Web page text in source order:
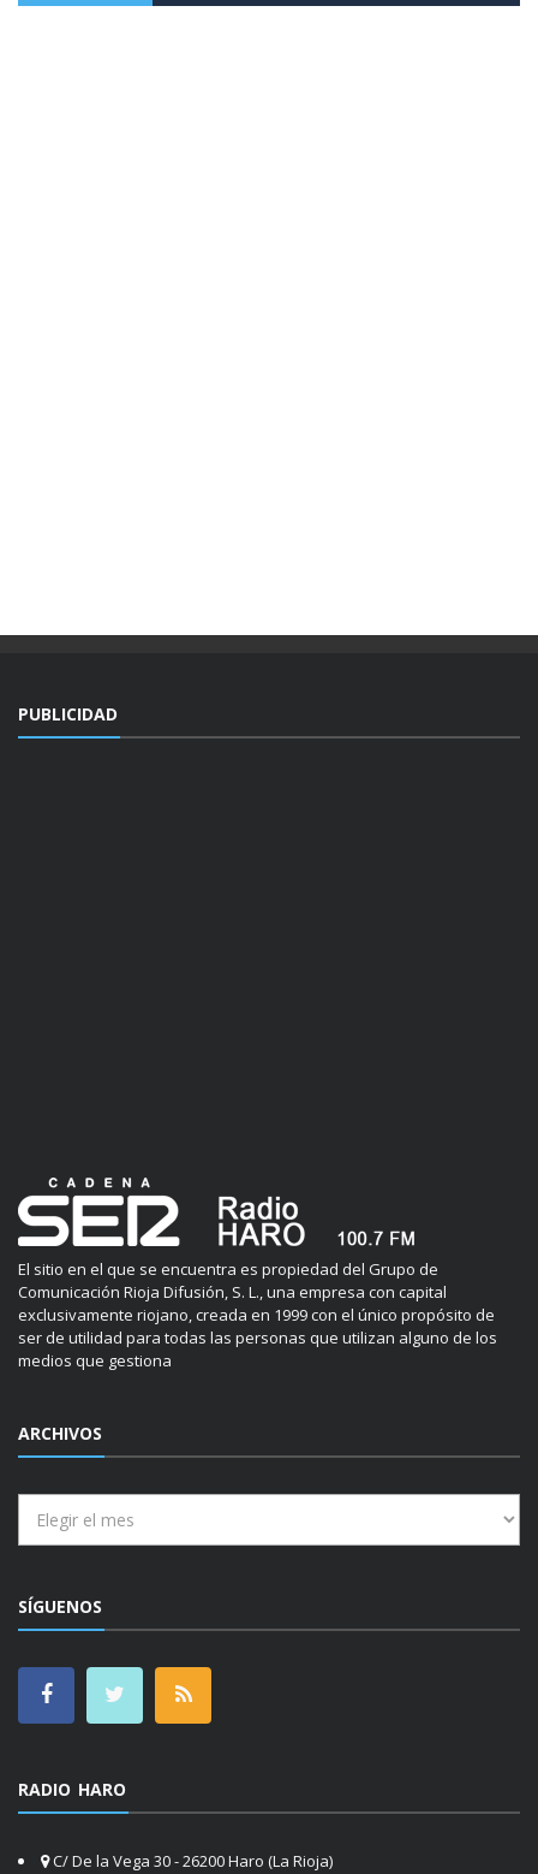
PUBLICIDAD
El sitio en el que se encuentra es propiedad del Grupo de
Comunicación Rioja Difusión, S. L., una empresa con capital
exclusivamente riojano, creada en 1999 con el único propósito de
ser de utilidad para todas las personas que utilizan alguno de los
medios que gestiona
ARCHIVOS
SÍGUENOS
RADIO HARO
C/ De la Vega 30 - 26200 Haro (La Rioja)